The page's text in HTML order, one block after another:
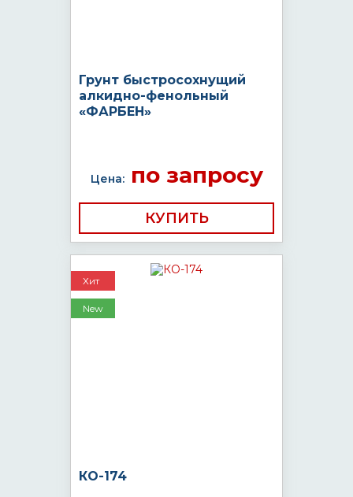
Грунт быстросохнущий
алкидно-фенольный
«ФАРБЕН»
Цена:по запросу
КУПИТЬ
Хит
New
КО-174